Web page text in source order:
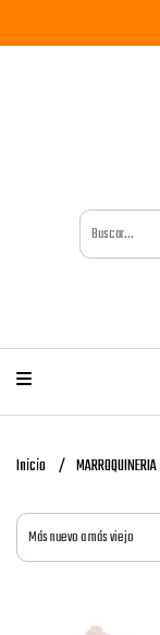
Inicio MARROQUINERIA